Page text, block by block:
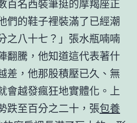
百名西裝筆挺的摩羯座正
們的鞋子裡裝滿了已經潮
之八十七？」張水瓶喃喃
翻騰，他知道這代表著什
差，他那股積壓已久、無
會越發瘋狂地實體化。上
跌至百分之二十，張包養